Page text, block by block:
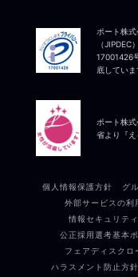
ポート株
（
17001426
底していま
ポート株
省より『え
個人情報保護方針 グ
外部サービスの利
情報セキュリテ
公正採用選考基本
フェアディスクロ
ハラスメント防止方針